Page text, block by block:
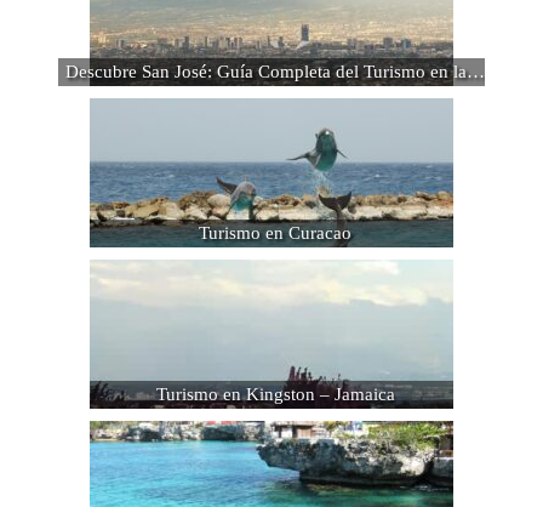
Descubre San José: Guía Completa del Turismo en la…
Turismo en Curacao
Turismo en Kingston – Jamaica